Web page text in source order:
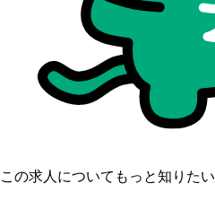
この求人についてもっと知りた